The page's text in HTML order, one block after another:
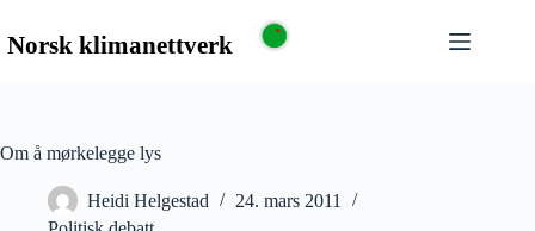
Om å mørkelegge lys
Heidi Helgestad
24. mars 2011